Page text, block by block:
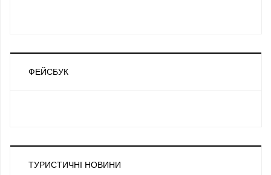
ФЕЙСБУК
ТУРИСТИЧНІ НОВИНИ